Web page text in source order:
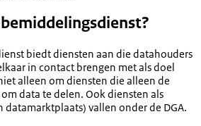
biedt diensten aan die datahouders
in contact brengen met als doel
alleen om diensten die alleen de
data te delen. Ook diensten als
datamarktplaats) vallen onder de DGA.